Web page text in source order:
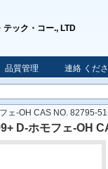
ック・コー., LTD
品質管理 連絡 くだ
ェ-OH CAS NO. 82795-
D-ホモフェ-OH